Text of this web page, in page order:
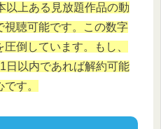
以上ある見放題作品の動
視聴可能です。この数字
倒しています。もし、
日以内であれば解約可能
す。